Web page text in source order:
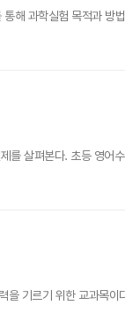
해 과학실험 목적과 방
를 살펴본다. 초등 영어
을 기르기 위한 교과목